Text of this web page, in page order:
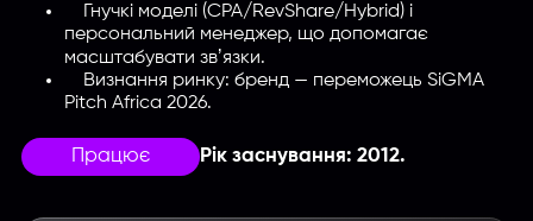
Гнучкі моделі (CPA/RevShare/Hybrid) і
персональний менеджер, що допомагає
масштабувати звʼязки.
Визнання ринку: бренд — переможець SiGMA
Pitch Africa 2026.
Працює Рік заснування: 2012.